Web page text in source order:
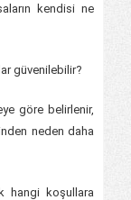
kendisi ne
güvenilebilir?
göre belirlenir,
neden daha
hangi koşullara